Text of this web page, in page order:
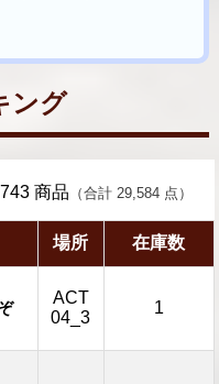
ング
商品 （合計 29,584 点）
場所 在庫数
ACT
04_3
1